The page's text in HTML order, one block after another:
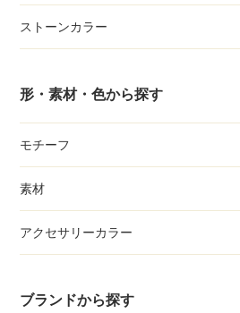
ストーンカラー
形・素材・色から探す
モチーフ
素材
アクセサリーカラー
ブランドから探す